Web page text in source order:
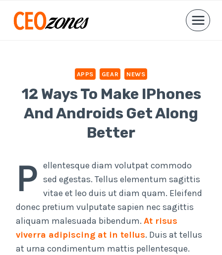
APPS GEAR NEWS
12 Ways To Make IPhones
And Androids Get Along
Better
P ellentesque diam volutpat commodo
sed egestas. Tellus elementum sagittis
vitae et leo duis ut diam quam. Eleifend
donec pretium vulputate sapien nec sagittis
aliquam malesuada bibendum. At risus
viverra adipiscing at in tellus. Duis at tellus
at urna condimentum mattis pellentesque.